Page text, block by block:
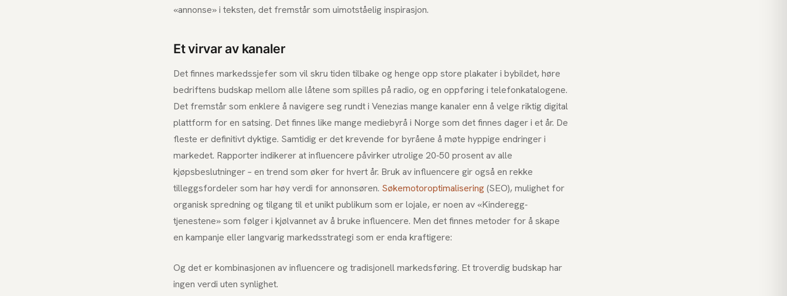
«annonse» i teksten, det fremstår som uimotståelig inspirasjon.
Et virvar av kanaler
Det finnes markedssjefer som vil skru tiden tilbake og henge opp store plakater i bybildet, høre
bedriftens budskap mellom alle låtene som spilles på radio, og en oppføring i telefonkatalogene.
Det fremstår som enklere å navigere seg rundt i Venezias mange kanaler enn å velge riktig digital
plattform for en satsing. Det finnes like mange mediebyrå i Norge som det finnes dager i et år. De
fleste er definitivt dyktige. Samtidig er det krevende for byråene å møte hyppige endringer i
markedet. Rapporter indikerer at influencere påvirker utrolige 20-50 prosent av alle
kjøpsbeslutninger – en trend som øker for hvert år. Bruk av influencere gir også en rekke
tilleggsfordeler som har høy verdi for annonsøren. Søkemotoroptimalisering (SEO), mulighet for
organisk spredning og tilgang til et unikt publikum som er lojale, er noen av «Kinderegg-
tjenestene» som følger i kjølvannet av å bruke influencere. Men det finnes metoder for å skape
en kampanje eller langvarig markedsstrategi som er enda kraftigere:
Og det er kombinasjonen av influencere og tradisjonell markedsføring. Et troverdig budskap har
ingen verdi uten synlighet.